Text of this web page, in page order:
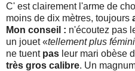
C' est clairement l'arme de
moins de dix mètres, toujours
Mon conseil : n'écoutez pas
un jouet «tellement plus
ne tuent pas leur mari obèse
très gros calibre. Un